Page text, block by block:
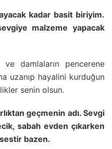
kadar basit biriyim.
malzeme yapacak
ve damlaların pencerene
uzanıp hayalini kurduğun
senin olsun.
geçmenin adı. Sevgi
sabah evden çıkarken
bazen.